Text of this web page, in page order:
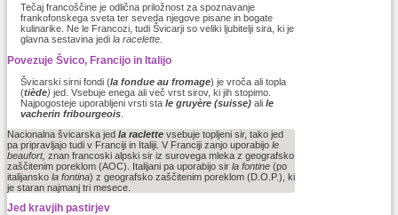
Tečaj francoščine je odlična priložnost za spoznavanje
frankofonskega sveta ter seveda njegove pisane in bogate
kulinarike. Ne le Francozi, tudi Švicarji so veliki ljubitelji sira, ki je
glavna sestavina jedi la racelette.
Povezuje Švico, Francijo in Italijo
Švicarski sirni fondi (la fondue au fromage) je vroča ali topla
(tiède) jed. Vsebuje enega ali več vrst sirov, ki jih stopimo.
Najpogosteje uporabljeni vrsti sta le gruyère (suisse) ali le
vacherin fribourgeois
Nacionalna švicarska jed la raclette vsebuje topljeni sir, tako jed
pa pripravljajo tudi v Franciji in Italiji. V Franciji zanjo uporabijo le
beaufort, znan francoski alpski sir iz surovega mleka z geografsko
zaščitenim poreklom (AOC). Italijani pa uporabijo sir la fontine (po
italijansko la fontina) z geografsko zaščitenim poreklom (D.O.P.), ki
je staran najmanj tri mesece.
Jed kravjih pastirjev